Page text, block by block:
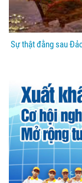
Sự thật đằng sau